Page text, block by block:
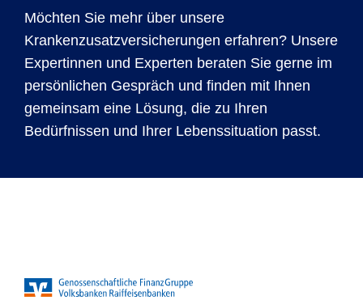
Möchten Sie mehr über unsere
Krankenzusatzversicherungen erfahren? Unsere
Expertinnen und Experten beraten Sie gerne im
persönlichen Gespräch und finden mit Ihnen
gemeinsam eine Lösung, die zu Ihren
Bedürfnissen und Ihrer Lebenssituation passt.